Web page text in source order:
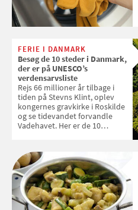
FERIE I DANMARK
Besøg de 10 steder i Danmark,
der er på UNESCO’s
verdensarvsliste
Rejs 66 millioner år tilbage i
tiden på Stevns Klint, oplev
kongernes gravkirke i Roskilde
og se tidevandet forvandle
Vadehavet. Her er de 10